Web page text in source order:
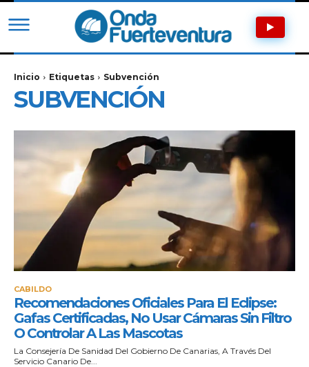
Inicio Etiquetas Subvención
SUBVENCIÓN
CABILDO
Recomendaciones Oficiales Para El Eclipse:
Gafas Certificadas, No Usar Cámaras Sin Filtro
O Controlar A Las Mascotas
La Consejería De Sanidad Del Gobierno De Canarias, A Través Del
Servicio Canario De...